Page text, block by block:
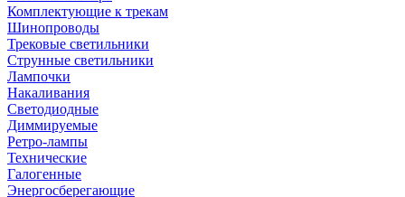
Комплектующие к трекам
Шинопроводы
Трековые светильники
Струнные светильники
Лампочки
Накаливания
Светодиодные
Диммируемые
Ретро-лампы
Технические
Галогенные
Энергосберегающие